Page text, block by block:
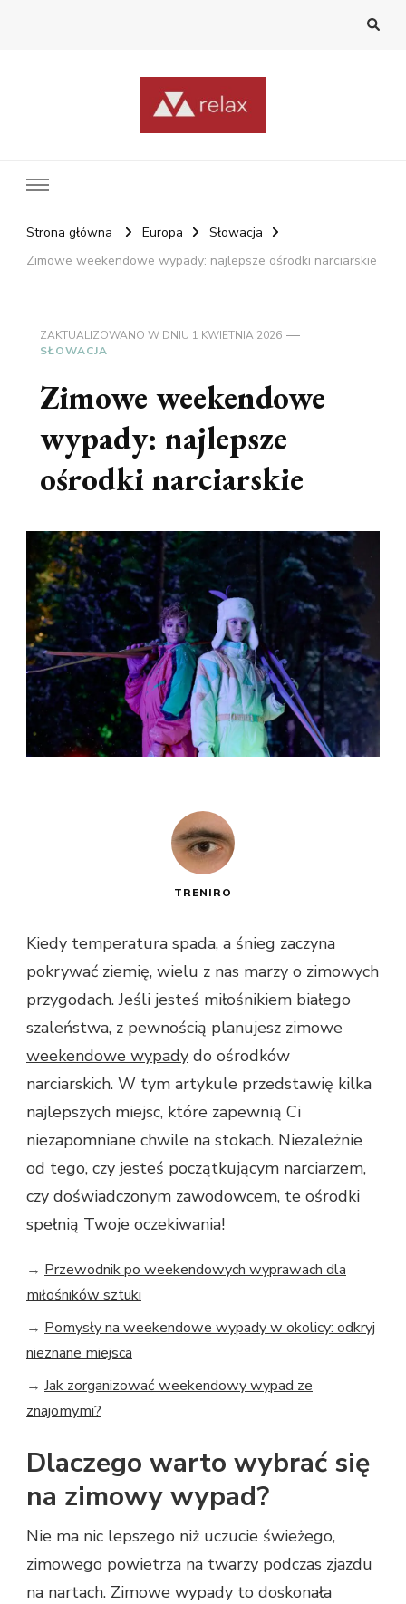
Strona główna Europa
Słowacja
Zimowe weekendowe wypady: najlepsze ośrodki narciarskie
ZAKTUALIZOWANO W DNIU 1 KWIETNIA 2026
SŁOWACJA
Zimowe weekendowe
wypady: najlepsze
ośrodki narciarskie
TRENIRO
Kiedy temperatura spada, a śnieg zaczyna
pokrywać ziemię, wielu z nas marzy o zimowych
przygodach. Jeśli jesteś miłośnikiem białego
szaleństwa, z pewnością planujesz zimowe
weekendowe wypady do ośrodków
narciarskich. W tym artykule przedstawię kilka
najlepszych miejsc, które zapewnią Ci
niezapomniane chwile na stokach. Niezależnie
od tego, czy jesteś początkującym narciarzem,
czy doświadczonym zawodowcem, te ośrodki
spełnią Twoje oczekiwania!
→ Przewodnik po weekendowych wyprawach dla
miłośników sztuki
→ Pomysły na weekendowe wypady w okolicy: odkryj
nieznane miejsca
→ Jak zorganizować weekendowy wypad ze
znajomymi?
Dlaczego warto wybrać się
na zimowy wypad?
Nie ma nic lepszego niż uczucie świeżego,
zimowego powietrza na twarzy podczas zjazdu
na nartach. Zimowe wypady to doskonała